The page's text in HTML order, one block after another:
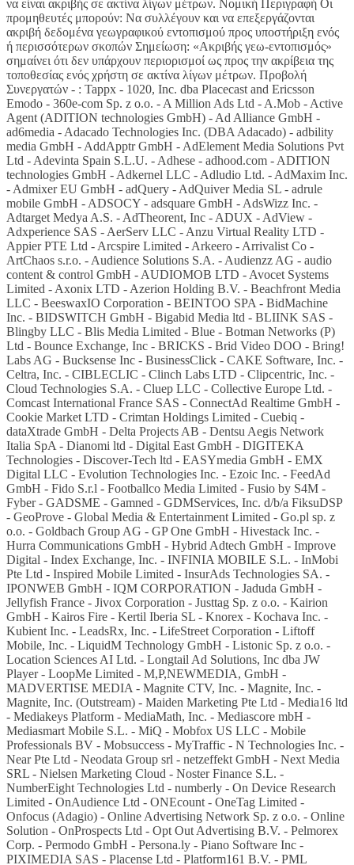
να είναι ακριβής σε ακτίνα λίγων μέτρων. Νομική Περιγραφή Οι
προμηθευτές μπορούν: Να συλλέγουν και να επεξεργάζονται
ακριβή δεδομένα γεωγραφικού εντοπισμού προς υποστήριξη ενός
ή περισσότερων σκοπών Σημείωση: «Ακριβής γεω-εντοπισμός»
σημαίνει ότι δεν υπάρχουν περιορισμοί ως προς την ακρίβεια της
τοποθεσίας ενός χρήστη σε ακτίνα λίγων μέτρων. Προβολή
Συνεργατών - : Tappx - 1020, Inc. dba Placecast and Ericsson
Emodo - 360e-com Sp. z o.o. - A Million Ads Ltd - A.Mob - Active
Agent (ADITION technologies GmbH) - Ad Alliance GmbH -
ad6media - Adacado Technologies Inc. (DBA Adacado) - adbility
media GmbH - AddApptr GmbH - AdElement Media Solutions Pvt
Ltd - Adevinta Spain S.L.U. - Adhese - adhood.com - ADITION
technologies GmbH - Adkernel LLC - Adludio Ltd. - AdMaxim Inc.
- Admixer EU GmbH - adQuery - AdQuiver Media SL - adrule
mobile GmbH - ADSOCY - adsquare GmbH - AdsWizz Inc. -
Adtarget Medya A.S. - AdTheorent, Inc - ADUX - AdView -
Adxperience SAS - AerServ LLC - Anzu Virtual Reality LTD -
Appier PTE Ltd - Arcspire Limited - Arkeero - Arrivalist Co -
ArtChaos s.r.o. - Audience Solutions S.A. - Audienzz AG - audio
content & control GmbH - AUDIOMOB LTD - Avocet Systems
Limited - Axonix LTD - Azerion Holding B.V. - Beachfront Media
LLC - BeeswaxIO Corporation - BEINTOO SPA - BidMachine
Inc. - BIDSWITCH GmbH - Bigabid Media ltd - BLIINK SAS -
Blingby LLC - Blis Media Limited - Blue - Botman Networks (P)
Ltd - Bounce Exchange, Inc - BRICKS - Brid Video DOO - Bring!
Labs AG - Bucksense Inc - BusinessClick - CAKE Software, Inc. -
Celtra, Inc. - CIBLECLIC - Clinch Labs LTD - Clipcentric, Inc. -
Cloud Technologies S.A. - Cluep LLC - Collective Europe Ltd. -
Comcast International France SAS - ConnectAd Realtime GmbH -
Cookie Market LTD - Crimtan Holdings Limited - Cuebiq -
dataXtrade GmbH - Delta Projects AB - Dentsu Aegis Network
Italia SpA - Dianomi ltd - Digital East GmbH - DIGITEKA
Technologies - Discover-Tech ltd - EASYmedia GmbH - EMX
Digital LLC - Evolution Technologies Inc. - Ezoic Inc. - FeedAd
GmbH - Fido S.r.l - Footballco Media Limited - Fusio by S4M -
Fyber - GADSME - Gamned - GDMServices, Inc. d/b/a FiksuDSP
- GeoProve - Global Media & Entertainment Limited - Go.pl sp. z
o.o. - Goldbach Group AG - GP One GmbH - Hivestack Inc. -
Hurra Communications GmbH - Hybrid Adtech GmbH - Improve
Digital - Index Exchange, Inc. - INFINIA MOBILE S.L. - InMobi
Pte Ltd - Inspired Mobile Limited - InsurAds Technologies SA. -
IPONWEB GmbH - IQM CORPORATION - Jaduda GmbH -
Jellyfish France - Jivox Corporation - Justtag Sp. z o.o. - Kairion
GmbH - Kairos Fire - Kertil Iberia SL - Knorex - Kochava Inc. -
Kubient Inc. - LeadsRx, Inc. - LifeStreet Corporation - Liftoff
Mobile, Inc. - LiquidM Technology GmbH - Listonic Sp. z o.o. -
Location Sciences AI Ltd. - Longtail Ad Solutions, Inc dba JW
Player - LoopMe Limited - M,P,NEWMEDIA, GmbH -
MADVERTISE MEDIA - Magnite CTV, Inc. - Magnite, Inc. -
Magnite, Inc. (Outstream) - Maiden Marketing Pte Ltd - Media16 ltd
- Mediakeys Platform - MediaMath, Inc. - Mediascore mbH -
Mediasmart Mobile S.L. - MiQ - Mobfox US LLC - Mobile
Professionals BV - Mobsuccess - MyTraffic - N Technologies Inc. -
Near Pte Ltd - Neodata Group srl - netzeffekt GmbH - Next Media
SRL - Nielsen Marketing Cloud - Noster Finance S.L. -
NumberEight Technologies Ltd - numberly - On Device Research
Limited - OnAudience Ltd - ONEcount - OneTag Limited -
Onfocus (Adagio) - Online Advertising Network Sp. z o.o. - Online
Solution - OnProspects Ltd - Opt Out Advertising B.V. - Pelmorex
Corp. - Permodo GmbH - Persona.ly - Piano Software Inc -
PIXIMEDIA SAS - Placense Ltd - Platform161 B.V. - PML